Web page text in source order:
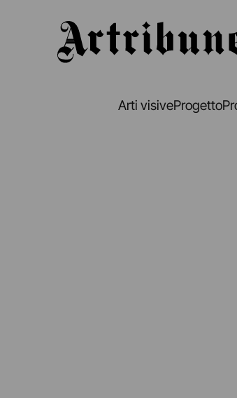
Arti visiveProgetto